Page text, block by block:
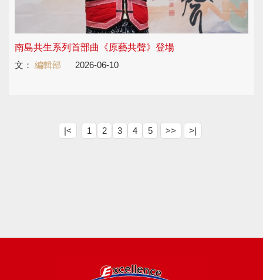
南島共生系列首部曲《原藝共聲》登場
文： 編輯部 2026-06-10
|< 1 2 3 4 5 >> >|